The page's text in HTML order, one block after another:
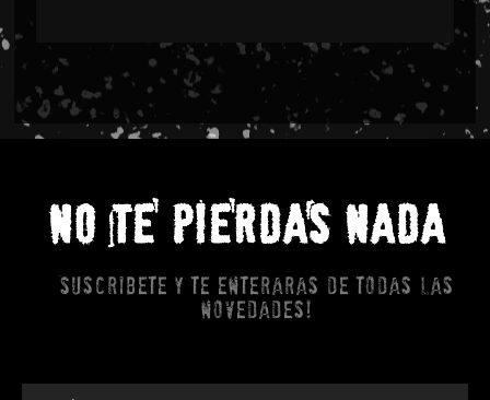
NO TE PIERDAS NADA
Suscribete y te enteraras de todas las
novedades!